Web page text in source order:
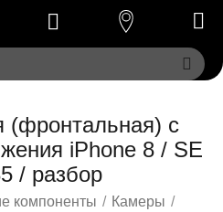
(фронтальная) с
iPhone 8 / SE
/ разбор
компоненты / Камеры /